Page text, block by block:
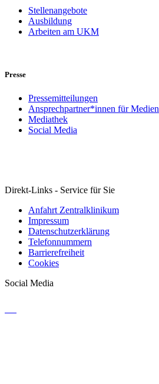
Stellenangebote
Ausbildung
Arbeiten am UKM
Presse
Pressemitteilungen
Ansprechpartner*innen für Medien
Mediathek
Social Media
Direkt-Links - Service für Sie
Anfahrt Zentralklinikum
Impressum
Datenschutzerklärung
Telefonnummern
Barrierefreiheit
Cookies
Social Media